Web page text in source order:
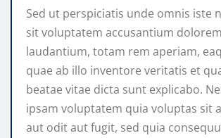
Sed ut perspiciatis unde omnis iste
sit voluptatem accusantium
laudantium, totam rem aperiam,
quae ab illo inventore veritatis et
beatae vitae dicta sunt explicabo.
ipsam voluptatem quia voluptas sit
aut odit aut fugit, sed quia